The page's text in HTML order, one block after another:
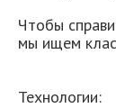
Чтобы
мы ищем
Технологии: